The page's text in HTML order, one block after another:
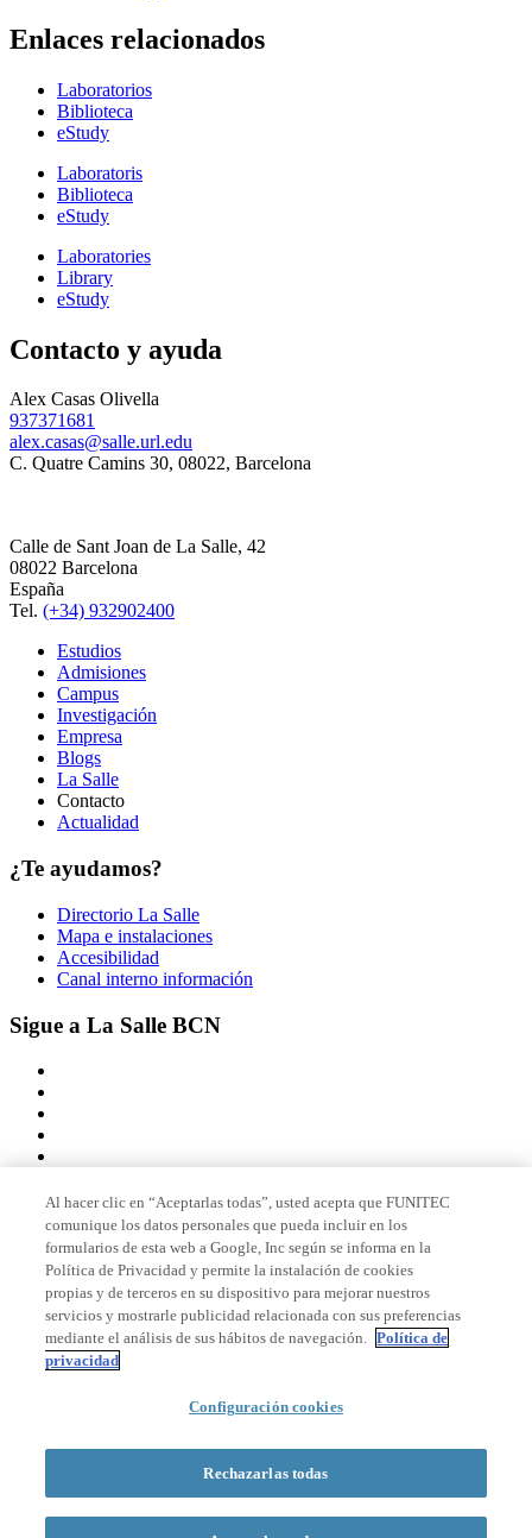
Enlaces relacionados
Laboratorios
Biblioteca
eStudy
Laboratoris
Biblioteca
eStudy
Laboratories
Library
eStudy
Contacto y ayuda
Alex Casas Olivella
937371681
alex.casas@salle.url.edu
C. Quatre Camins 30, 08022, Barcelona
Calle de Sant Joan de La Salle, 42
08022 Barcelona
España
Tel. (+34) 932902400
Estudios
Admisiones
Campus
Investigación
Empresa
Blogs
La Salle
Contacto
Actualidad
¿Te ayudamos?
Directorio La Salle
Mapa e instalaciones
Accesibilidad
Canal interno información
Sigue a La Salle BCN
Miembro de
Acreditaciones
© 2026 La Salle Campus Barcelona - URL |
Formulario de búsqueda
Al hacer clic en “Aceptarlas todas”, usted acepta que FUNITEC
comunique los datos personales que pueda incluir en los
formularios de esta web a Google, Inc según se informa en la
Política de Privacidad y permite la instalación de cookies
propias y de terceros en su dispositivo para mejorar nuestros
servicios y mostrarle publicidad relacionada con sus preferencias
mediante el análisis de sus hábitos de navegación. Política de
privacidad
Configuración cookies
Rechazarlas todas